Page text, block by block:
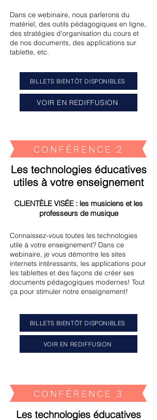
Dans ce webinaire, nous parlerons du
matériel, des outils pédagogiques en ligne,
des stratégies d'organisation du cours et
de nos documents, des applications sur
tablette, etc.
BILLETS BIENTÔT DISPONIBLES
VOIR EN REDIFFUSION
CONFÉRENCE 2
Les technologies éducatives
utiles à votre enseignement
CLIENTÈLE VISÉE : les musiciens et les
professeurs de musique
Connaissez-vous toutes les technologies
utile à votre enseignement? Dans ce
webinaire, je vous démontre les sites
internets intéressants, les applications pour
les tablettes et des façons de créer ses
documents pédagogiques modernes! Tout
ça pour stimuler notre enseignement!
BILLETS BIENTÔT DISPONIBLES
VOIR EN REDIFFUSION
CONFÉRENCE 3
Les technologies éducatives